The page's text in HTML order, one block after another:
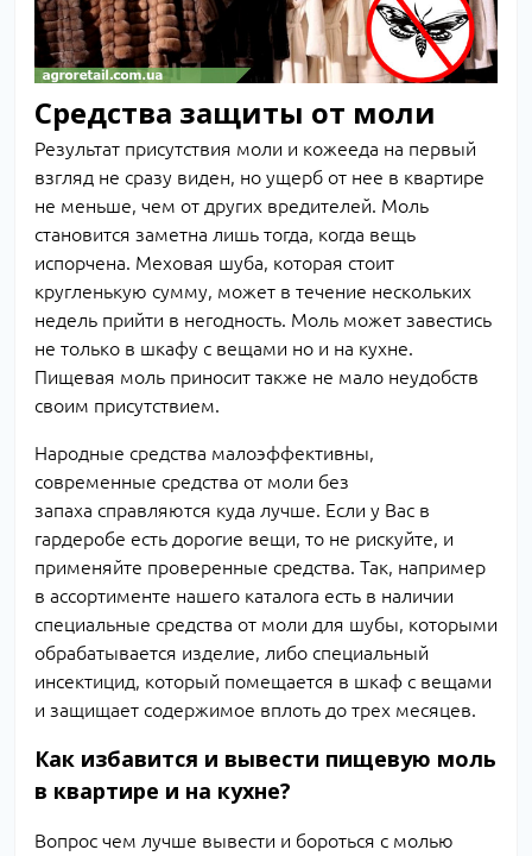
Средства защиты от моли
Результат присутствия моли и кожееда на первый
взгляд не сразу виден, но ущерб от нее в квартире
не меньше, чем от других вредителей. Моль
становится заметна лишь тогда, когда вещь
испорчена. Меховая шуба, которая стоит
кругленькую сумму, может в течение нескольких
недель прийти в негодность. Моль может завестись
не только в шкафу с вещами но и на кухне.
Пищевая моль приносит также не мало неудобств
своим присутствием.
Народные средства малоэффективны,
современные средства от моли без
запаха справляются куда лучше. Если у Вас в
гардеробе есть дорогие вещи, то не рискуйте, и
применяйте проверенные средства. Так, например
в ассортименте нашего каталога есть в наличии
специальные средства от моли для шубы, которыми
обрабатывается изделие, либо специальный
инсектицид, который помещается в шкаф с вещами
и защищает содержимое вплоть до трех месяцев.
Как избавится и вывести пищевую моль
в квартире и на кухне?
Вопрос чем лучше вывести и бороться с молью